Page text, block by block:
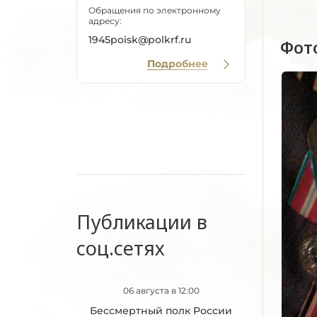
Обращения по электронному
адресу:
1945poisk@polkrf.ru
Подробнее
Публикации в
соц.сетях
06 августа в 12:00
Бессмертный полк России